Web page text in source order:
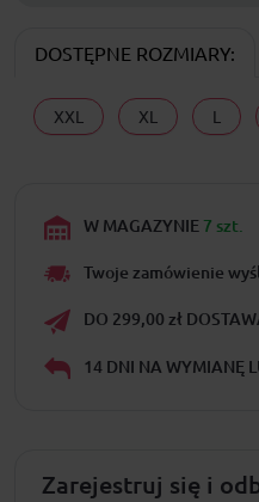
DOSTĘPNE ROZMIARY:
XXL XL L
W MAGAZYNIE 7 szt.
Twoje zamówienie
DO 299,00 zł
14 DNI NA WYMIANĘ
Zarejestruj się i